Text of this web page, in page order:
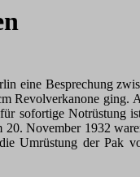
eine Besprechung
Revolverkanone
sofortige Notrüstung
November 1932
Umrüstung der Pak